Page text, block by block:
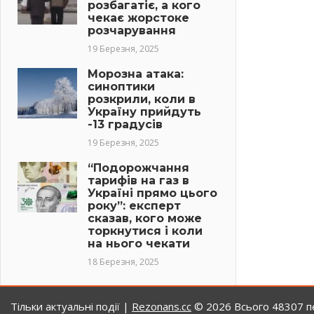
розбагатіє, а кого
чекає жорстоке
розчарування
19 Березня, 2025
Морозна атака:
синоптики
розкрили, коли в
Україну прийдуть
-13 градусів
19 Березня, 2025
“Подорожчання
тарифів на газ в
Україні прямо цього
року”: експерт
сказав, кого може
торкнутися і коли
на нього чекати
18 Березня, 2025
Тільки актуальні події | Rezonans.сс © 2026 Всього 48307